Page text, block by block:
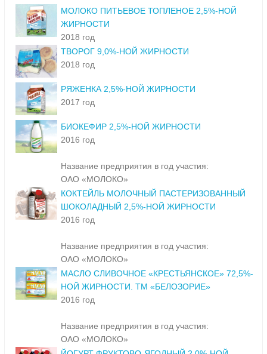
МОЛОКО ПИТЬЕВОЕ ТОПЛЕНОЕ 2,5%-НОЙ
ЖИРНОСТИ
2018 год
ТВОРОГ 9,0%-НОЙ ЖИРНОСТИ
2018 год
РЯЖЕНКА 2,5%-НОЙ ЖИРНОСТИ
2017 год
БИОКЕФИР 2,5%-НОЙ ЖИРНОСТИ
2016 год
Название предприятия в год участия:
ОАО «МОЛОКО»
КОКТЕЙЛЬ МОЛОЧНЫЙ ПАСТЕРИЗОВАННЫЙ
ШОКОЛАДНЫЙ 2,5%-НОЙ ЖИРНОСТИ
2016 год
Название предприятия в год участия:
ОАО «МОЛОКО»
МАСЛО СЛИВОЧНОЕ «КРЕСТЬЯНСКОЕ» 72,5%-
НОЙ ЖИРНОСТИ. ТМ «БЕЛОЗОРИЕ»
2016 год
Название предприятия в год участия:
ОАО «МОЛОКО»